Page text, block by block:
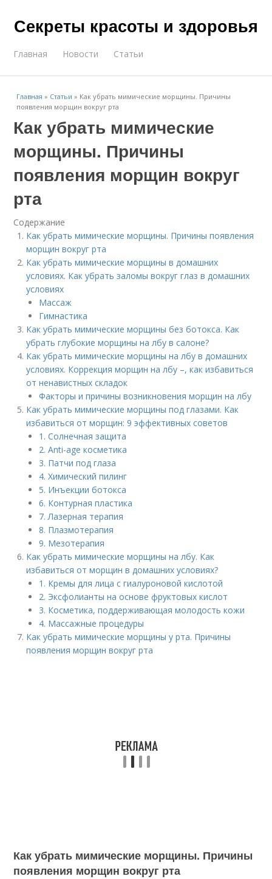
Секреты красоты и здоровья
Главная Новости Статьи
Главная » Статьи » Как убрать мимические морщины. Причины
появления морщин вокруг рта
Как убрать мимические
морщины. Причины
появления морщин вокруг
рта
Содержание
Как убрать мимические морщины. Причины появления
морщин вокруг рта
Как убрать мимические морщины в домашних
условиях. Как убрать заломы вокруг глаз в домашних
условиях
Массаж
Гимнастика
Как убрать мимические морщины без ботокса. Как
убрать глубокие морщины на лбу в салоне?
Как убрать мимические морщины на лбу в домашних
условиях. Коррекция морщин на лбу –, как избавиться
от ненавистных складок
Факторы и причины возникновения морщин на лбу
Как убрать мимические морщины под глазами. Как
избавиться от морщин: 9 эффективных советов
1. Солнечная защита
2. Anti-age косметика
3. Патчи под глаза
4. Химический пилинг
5. Инъекции ботокса
6. Контурная пластика
7. Лазерная терапия
8. Плазмотерапия
9. Мезотерапия
Как убрать мимические морщины на лбу. Как
избавиться от морщин в домашних условиях?
1. Кремы для лица с гиалуроновой кислотой
2. Эксфолианты на основе фруктовых кислот
3. Косметика, поддерживающая молодость кожи
4. Массажные процедуры
Как убрать мимические морщины у рта. Причины
появления морщин вокруг рта
Как убрать мимические морщины. Причины
появления морщин вокруг рта